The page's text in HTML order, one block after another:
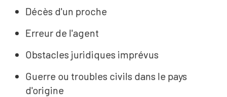
Décès d'un proche
Erreur de l'agent
Obstacles juridiques imprévus
Guerre ou troubles civils dans le pays
d'origine